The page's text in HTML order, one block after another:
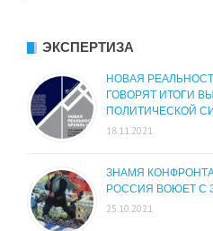
ЭКСПЕРТИЗА
НОВАЯ
ГОВОРЯТ ИТОГИ
ПОЛИТИЧЕСКОЙ
18.11.2021
ЗНАМЯ
РОССИЯ ВОЮЕТ С
25.10.2021